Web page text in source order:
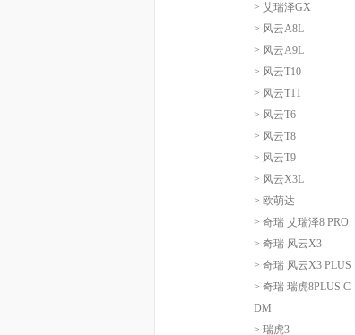
> 艾瑞泽GX
> 风云A8L
> 风云A9L
> 风云T10
> 风云T11
> 风云T6
> 风云T8
> 风云T9
> 风云X3L
> 欧萌达
> 奇瑞 艾瑞泽8 PRO
> 奇瑞 风云X3
> 奇瑞 风云X3 PLUS
> 奇瑞 瑞虎8PLUS C-
DM
> 瑞虎3